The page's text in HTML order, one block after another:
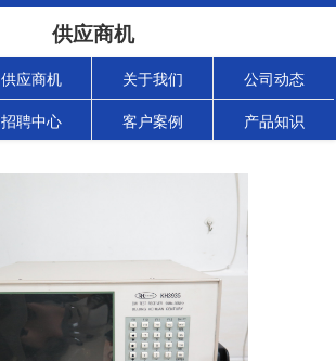
供应商机
供应商机 关于我们 公司动态
招聘中心 客户案例 产品知识